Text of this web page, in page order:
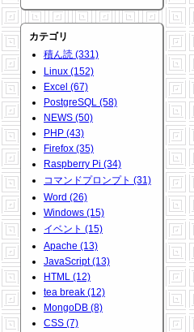
カテゴリ
積ん読 (331)
Linux (152)
Excel (67)
PostgreSQL (58)
NEWS (50)
PHP (43)
Firefox (35)
Raspberry Pi (34)
コマンドプロンプト (31)
Word (26)
Windows (15)
イベント (15)
Apache (13)
JavaScript (13)
HTML (12)
tea break (12)
MongoDB (8)
CSS (7)